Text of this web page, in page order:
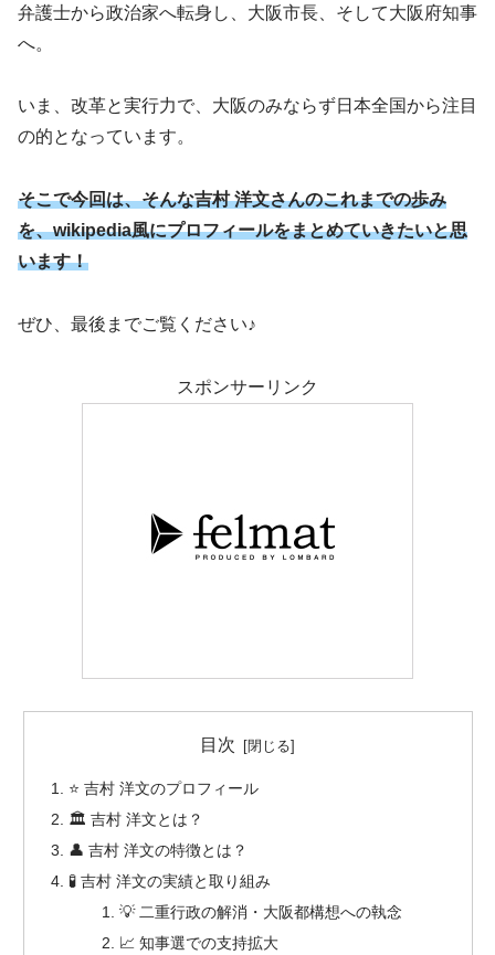
弁護士から政治家へ転身し、大阪市長、そして大阪府知事
へ。
いま、改革と実行力で、大阪のみならず日本全国から注目
の的となっています。
そこで今回は、そんな吉村 洋文さんのこれまでの歩み
を、wikipedia風にプロフィールをまとめていきたいと思
います！
ぜひ、最後までご覧ください♪
スポンサーリンク
目次
⭐ 吉村 洋文のプロフィール
🏛 吉村 洋文とは？
👤 吉村 洋文の特徴とは？
🧪 吉村 洋文の実績と取り組み
💡 二重行政の解消・大阪都構想への執念
📈 知事選での支持拡大